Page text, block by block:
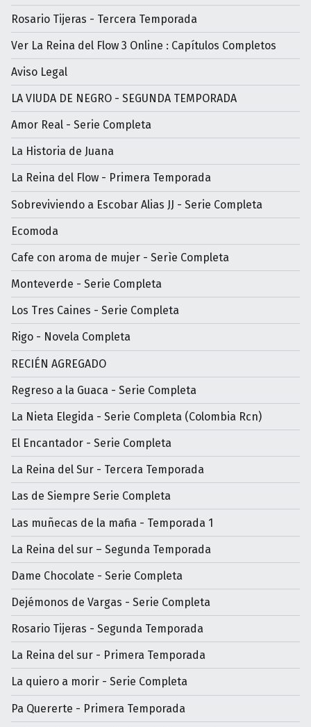
Rosario Tijeras - Tercera Temporada
Ver La Reina del Flow 3 Online : Capítulos Completos
Aviso Legal
LA VIUDA DE NEGRO - SEGUNDA TEMPORADA
Amor Real - Serie Completa
La Historia de Juana
La Reina del Flow - Primera Temporada
Sobreviviendo a Escobar Alias JJ - Serie Completa
Ecomoda
Cafe con aroma de mujer - Serìe Completa
Monteverde - Serie Completa
Los Tres Caines - Serie Completa
Rigo - Novela Completa
RECIÉN AGREGADO
Regreso a la Guaca - Serie Completa
La Nieta Elegida - Serie Completa (Colombia Rcn)
El Encantador - Serie Completa
La Reina del Sur - Tercera Temporada
Las de Siempre Serie Completa
Las muñecas de la mafia - Temporada 1
La Reina del sur – Segunda Temporada
Dame Chocolate - Serie Completa
Dejémonos de Vargas - Serie Completa
Rosario Tijeras - Segunda Temporada
La Reina del sur - Primera Temporada
La quiero a morir - Serie Completa
Pa Quererte - Primera Temporada